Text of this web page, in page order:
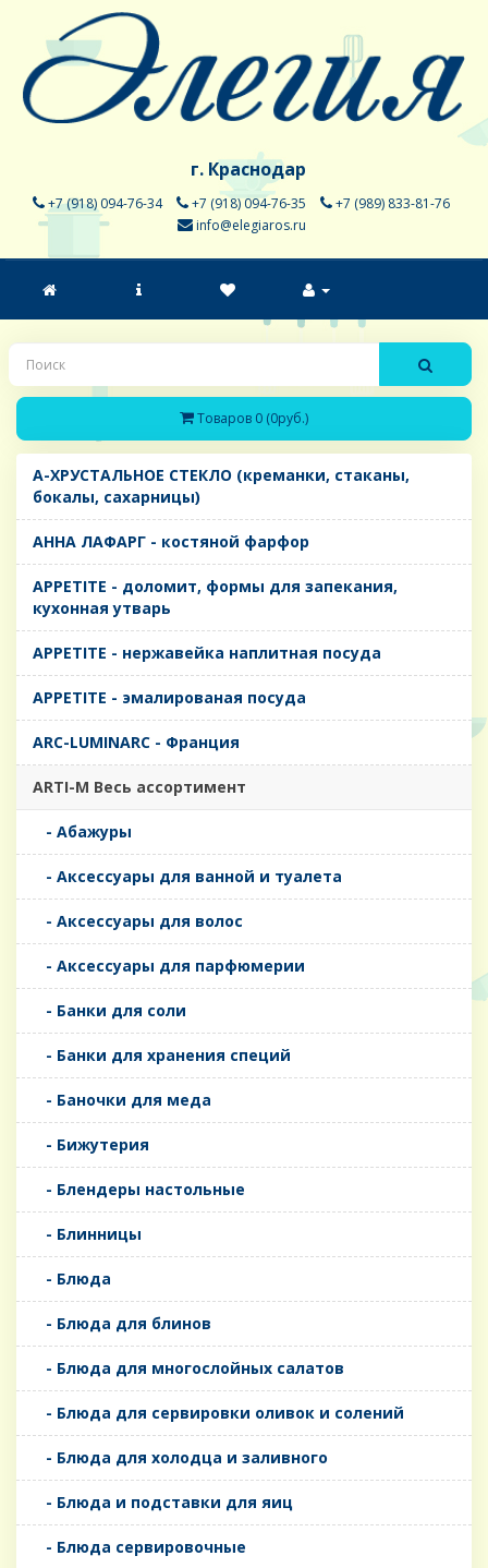
г. Краснодар
+7 (918) 094-76-34 +7 (918) 094-76-35
+7 (989) 833-81-76
info@elegiaros.ru
Товаров 0 (0руб.)
A-ХРУСТАЛЬНОЕ СТЕКЛО (креманки, стаканы,
бокалы, сахарницы)
AHHA ЛАФАРГ - костяной фарфор
APPETITE - доломит, формы для запекания,
кухонная утварь
APPETITE - нержавейка наплитная посуда
APPETITE - эмалированая посуда
ARC-LUMINARC - Франция
ARTI-M Весь ассортимент
- Абажуры
- Аксессуары для ванной и туалета
- Аксессуары для волос
- Аксессуары для парфюмерии
- Банки для соли
- Банки для хранения специй
- Баночки для меда
- Бижутерия
- Блендеры настольные
- Блинницы
- Блюда
- Блюда для блинов
- Блюда для многослойных салатов
- Блюда для сервировки оливок и солений
- Блюда для холодца и заливного
- Блюда и подставки для яиц
- Блюда сервировочные